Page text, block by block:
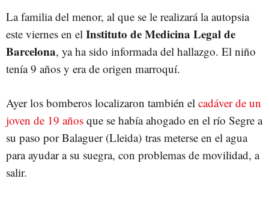
La familia del menor, al que se le realizará la autopsia
este viernes en el Instituto de Medicina Legal de
Barcelona, ya ha sido informada del hallazgo. El niño
tenía 9 años y era de origen marroquí.
Ayer los bomberos localizaron también el cadáver de un
joven de 19 años que se había ahogado en el río Segre a
su paso por Balaguer (Lleida) tras meterse en el agua
para ayudar a su suegra, con problemas de movilidad, a
salir.